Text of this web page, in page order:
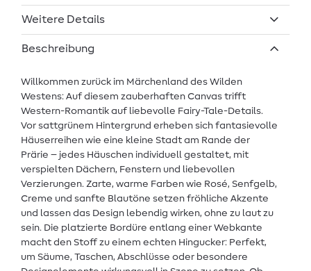
Weitere Details
Beschreibung
Willkommen zurück im Märchenland des Wilden
Westens: Auf diesem zauberhaften Canvas trifft
Western-Romantik auf liebevolle Fairy-Tale-Details.
Vor sattgrünem Hintergrund erheben sich fantasievolle
Häuserreihen wie eine kleine Stadt am Rande der
Prärie – jedes Häuschen individuell gestaltet, mit
verspielten Dächern, Fenstern und liebevollen
Verzierungen. Zarte, warme Farben wie Rosé, Senfgelb,
Creme und sanfte Blautöne setzen fröhliche Akzente
und lassen das Design lebendig wirken, ohne zu laut zu
sein. Die platzierte Bordüre entlang einer Webkante
macht den Stoff zu einem echten Hingucker: Perfekt,
um Säume, Taschen, Abschlüsse oder besondere